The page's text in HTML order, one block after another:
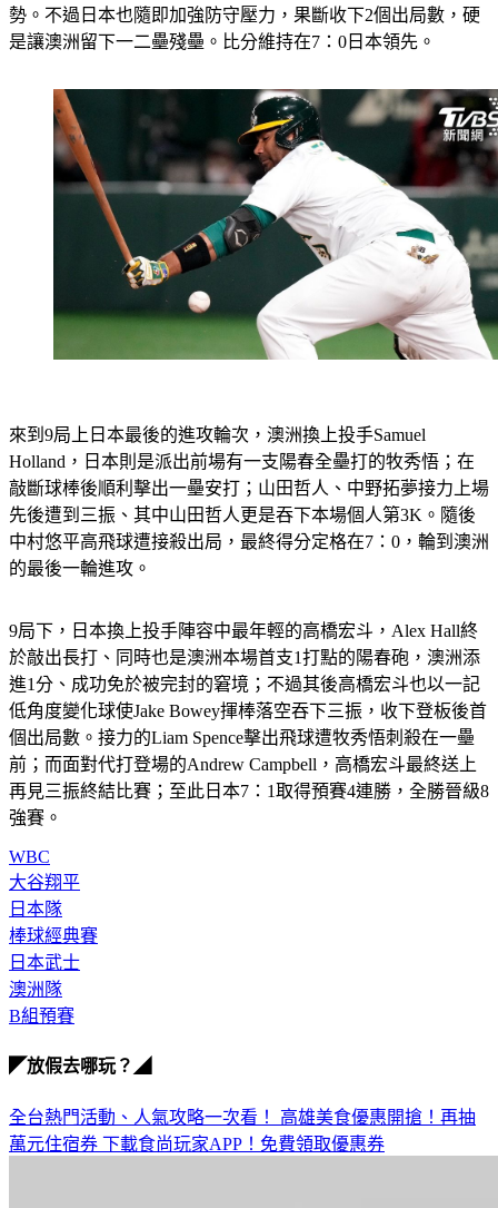
勢。不過日本也隨即加強防守壓力，果斷收下2個出局數，硬
是讓澳洲留下一二壘殘壘。比分維持在7：0日本領先。
來到9局上日本最後的進攻輪次，澳洲換上投手Samuel
Holland，日本則是派出前場有一支陽春全壘打的牧秀悟；在
敲斷球棒後順利擊出一壘安打；山田哲人、中野拓夢接力上場
先後遭到三振、其中山田哲人更是吞下本場個人第3K。隨後
中村悠平高飛球遭接殺出局，最終得分定格在7：0，輪到澳洲
的最後一輪進攻。
9局下，日本換上投手陣容中最年輕的高橋宏斗，Alex Hall終
於敲出長打、同時也是澳洲本場首支1打點的陽春砲，澳洲添
進1分、成功免於被完封的窘境；不過其後高橋宏斗也以一記
低角度變化球使Jake Bowey揮棒落空吞下三振，收下登板後首
個出局數。接力的Liam Spence擊出飛球遭牧秀悟刺殺在一壘
前；而面對代打登場的Andrew Campbell，高橋宏斗最終送上
再見三振終結比賽；至此日本7：1取得預賽4連勝，全勝晉級8
強賽。
WBC
大谷翔平
日本隊
棒球經典賽
日本武士
澳洲隊
B組預賽
◤放假去哪玩？◢
全台熱門活動、人氣攻略一次看！ 高雄美食優惠開搶！再抽
萬元住宿券 下載食尚玩家APP！免費領取優惠券